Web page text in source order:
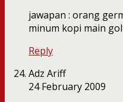
jawapan : orang
minum kopi main
Reply
Adz Ariff
24 February 2009